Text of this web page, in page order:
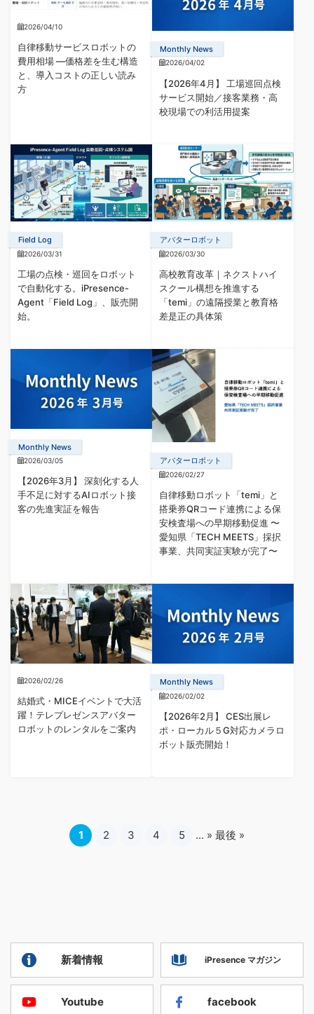
2026/04/10
自律移動サービスロボットの
費用相場 —価格差を生む構造
と、導入コストの正しい読み
方
Monthly News
2026/04/02
【2026年4月】 工場巡回点検
サービス開始／接客業務・高
校現場での利活用提案
Field Log
2026/03/31
工場の点検・巡回をロボット
で自動化する。iPresence-
Agent「Field Log」、販売開
始。
アバターロボット
2026/03/30
高校教育改革｜ネクストハイ
スクール構想を推進する
「temi」の遠隔授業と教育格
差是正の具体策
Monthly News
2026/03/05
【2026年3月】 深刻化する人
手不足に対するAIロボット接
客の先進実証を報告
アバターロボット
2026/02/27
自律移動ロボット「temi」と
搭乗券QRコード連携による保
安検査場への早期移動促進 〜
愛知県「TECH MEETS」採択
事業、共同実証実験が完了〜
2026/02/26
結婚式・MICEイベントで大活
躍！テレプレゼンスアバター
ロボットのレンタルをご案内
Monthly News
2026/02/02
【2026年2月】 CES出展レ
ポ・ローカル５G対応カメラロ
ボット販売開始！
1 2 3 4 5 ... » 最後 »
新着情報 iPresence マガジン
Youtube facebook